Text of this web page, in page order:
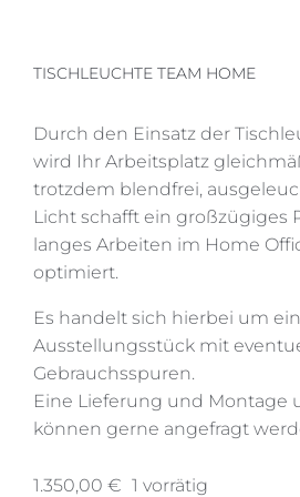
TISCHLEUCHTE TEAM HOME
Durch den Einsatz der
wird Ihr Arbeitsplatz
trotzdem blendfrei,
Licht schafft ein großzügiges
langes Arbeiten im Home
optimiert.
Es handelt sich hierbei um ein
Ausstellungsstück mit
Gebrauchsspuren.
Eine Lieferung und Montage
können gerne angefragt
1.350,00 € 1 vorrätig